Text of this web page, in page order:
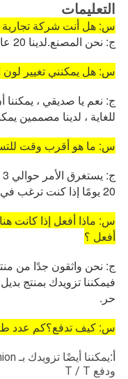
التعليمات
س: هل أنت شركة
ج: نحن المصنع.لدينا 20 عاما من الخبرة في الإنتاج.
س: هل يمكنني تغيير لون
ج: نعم يا صديقي ،
للغاية ، لدينا مصممين
س: ما هو أقرب وقت
20 يومًا إذا كنت ترغب في التخطيط لطلب منتجات OEM.
س: ماذا أفعل إذا كانت
أفعل ؟
ج: نحن واثقون جدًا من
فيمكننا تزويدك بمنتج
حر.
س: كيف تدفع؟كم عدد
أ:
ودفع T / T